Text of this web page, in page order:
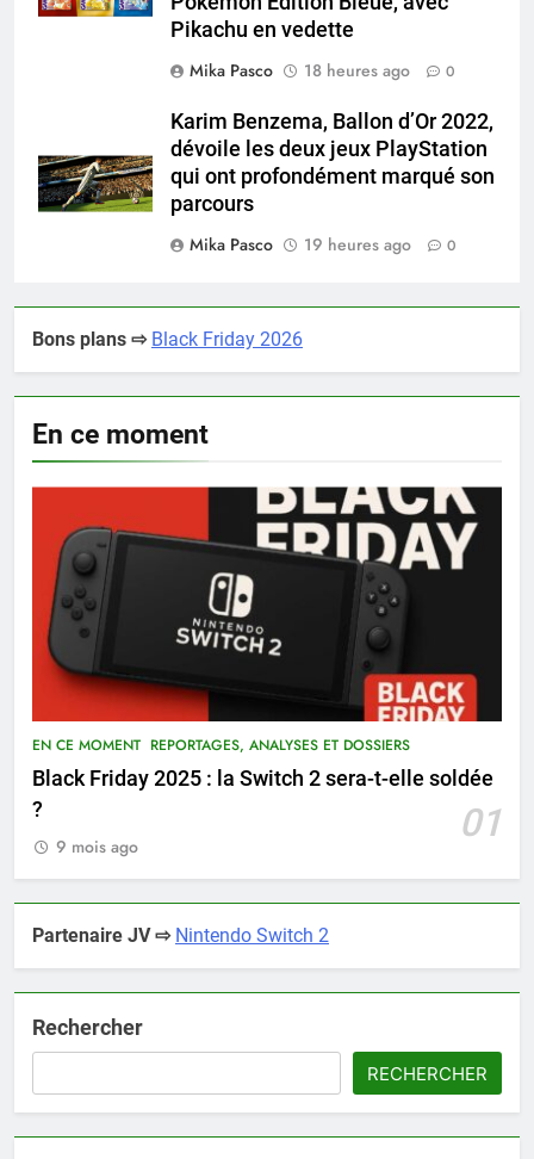
Pikachu en vedette
Mika Pasco
18 heures ago 0
Karim Benzema, Ballon d’Or 2022,
dévoile les deux jeux PlayStation
qui ont profondément marqué son
parcours
Mika Pasco
19 heures ago 0
Bons plans ⇨ Black Friday 2026
En ce moment
EN CE MOMENT REPORTAGES, ANALYSES ET DOSSIERS
Black Friday 2025 : la Switch 2 sera-t-elle soldée
?
01
9 mois ago
Partenaire JV ⇨ Nintendo Switch 2
Rechercher
RECHERCHER